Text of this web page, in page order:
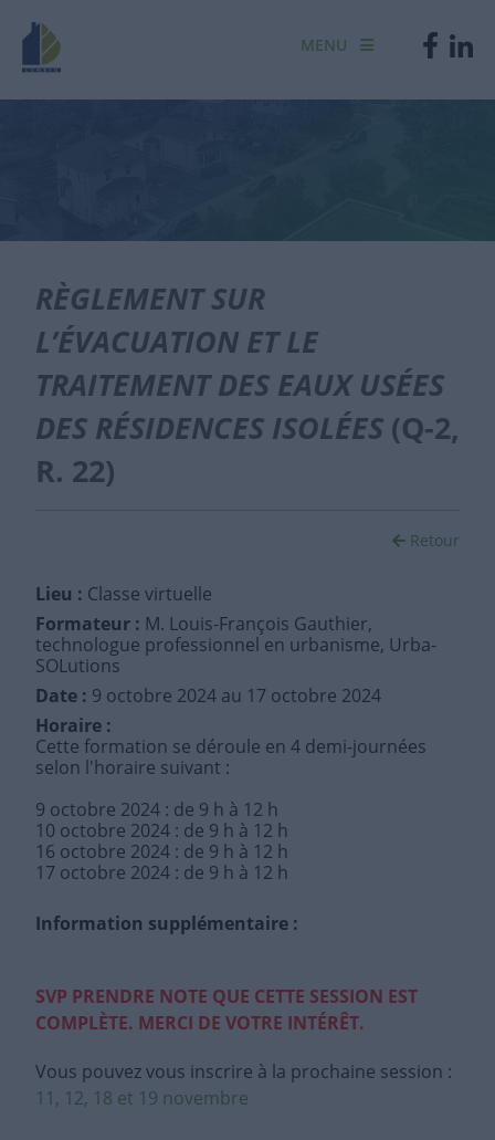
MENU
RÈGLEMENT SUR
L’ÉVACUATION ET LE
TRAITEMENT DES EAUX USÉES
DES RÉSIDENCES ISOLÉES (Q-2,
R. 22)
Retour
Lieu : Classe virtuelle
Formateur : M. Louis-François Gauthier,
technologue professionnel en urbanisme, Urba-
SOLutions
Date : 9 octobre 2024 au 17 octobre 2024
Horaire :
Cette formation se déroule en 4 demi-journées
selon l'horaire suivant :
9 octobre 2024 : de 9 h à 12 h
10 octobre 2024 : de 9 h à 12 h
16 octobre 2024 : de 9 h à 12 h
17 octobre 2024 : de 9 h à 12 h
Information supplémentaire :
SVP PRENDRE NOTE QUE CETTE SESSION EST
COMPLÈTE. MERCI DE VOTRE INTÉRÊT.
Vous pouvez vous inscrire à la prochaine session :
11, 12, 18 et 19 novembre